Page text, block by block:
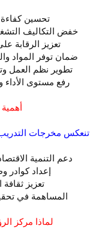
تحسين كفاءة
خفض التكاليف
تعزيز الرقابة
ضمان توفر المواد
تطوير نظم العمل
رفع مستوى الأداء
تنعكس مخرجات
دعم التنمية
إعداد كوادر
تعزيز ثقافة
المساهمة في
لماذا مركز